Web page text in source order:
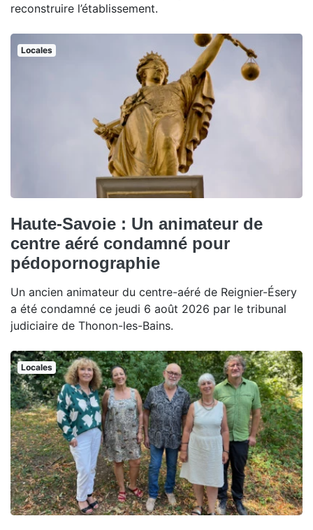
reconstruire l’établissement.
Locales
Haute-Savoie : Un animateur de
centre aéré condamné pour
pédopornographie
Un ancien animateur du centre-aéré de Reignier-Ésery
a été condamné ce jeudi 6 août 2026 par le tribunal
judiciaire de Thonon-les-Bains.
Locales